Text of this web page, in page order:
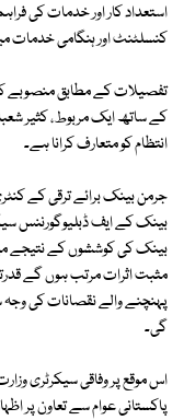
استعداد کار اور خدمات کی
کنسلٹنٹ اور ہنگامی خدمات
تفصیلات کے مطابق منصوبے
کے ساتھ ایک مربوط، کثیر شعبہ
انتظام کو متعارف کرانا ہے۔
جرمن بینک برائے ترقی کے
بینک کے ایف ڈبلیوگورننس
بینک کی کوششوں کے نتیجے میں
مثبت اثرات مرتب ہوں گے
پہنچنے والے نقصانات کی
گی۔
اس موقع پر وفاقی سیکرٹری
پاکستانی عوام سے تعاون پر